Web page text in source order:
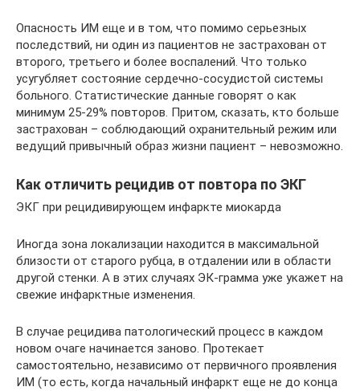
Опасность ИМ еще и в том, что помимо серьезных
последствий, ни один из пациентов не застрахован от
второго, третьего и более воспалений. Что только
усугубляет состояние сердечно-сосудистой системы
больного. Статистические данные говорят о как
минимум 25-29% повторов. Притом, сказать, кто больше
застрахован – соблюдающий охранительный режим или
ведущий привычный образ жизни пациент – невозможно.
Как отличить рецидив от повтора по ЭКГ
ЭКГ при рецидивирующем инфаркте миокарда
Иногда зона локализации находится в максимальной
близости от старого рубца, в отдалении или в области
другой стенки. А в этих случаях ЭК-грамма уже укажет на
свежие инфарктные изменения.
В случае рецидива патологический процесс в каждом
новом очаге начинается заново. Протекает
самостоятельно, независимо от первичного проявления
ИМ (то есть, когда начальный инфаркт еще не до конца